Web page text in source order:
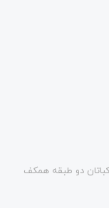
دو طبقه همکف